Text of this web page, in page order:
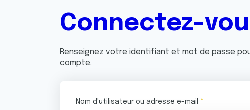
Connectez-
Renseignez votre identifiant et mot de passe
compte.
Nom d'utilisateur ou adresse e-mail